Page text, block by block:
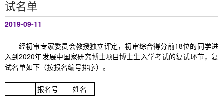
试名单
2019-09-11
经初审专家委员会教授独立评定，初审综合得分前18位的同学进
入到2020年发展中国家研究博士项目博士生入学考试的复试环节，复
试名单如下（按报名编号排序）。
报名号
姓名